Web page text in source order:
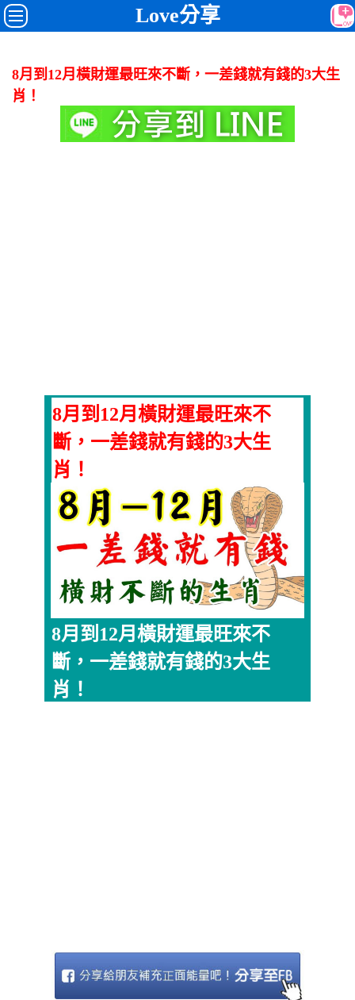
Love分享
8月到12月橫財運最旺來不斷，一差錢就有錢的3大生
肖！
8月到12月橫財運最旺來不
斷，一差錢就有錢的3大生
肖！
8月到12月橫財運最旺來不
斷，一差錢就有錢的3大生
肖！